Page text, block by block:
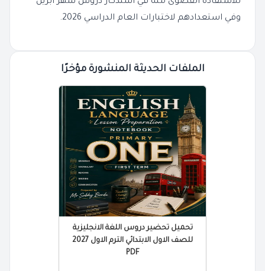
وفي استعدادهم لاختبارات العام الدراسي 2026.
الملفات الحديثة المنشورة مؤخرًا
تحميل تحضير دروس اللغة الانجليزية
للصف الاول الابتدائي الترم الاول 2027
PDF